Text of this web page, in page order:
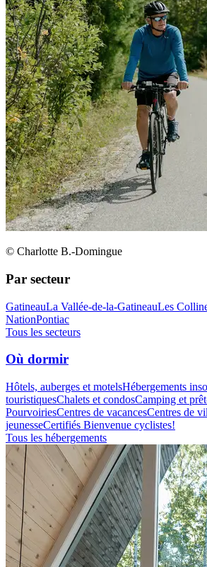
© Charlotte B.-Domingue
Par secteur
GatineauLa Vallée-de-la-GatineauLes
NationPontiac
Tous les secteurs
Où dormir
Hôtels, auberges et motelsHébergements
touristiquesChalets et condosCamping et
PourvoiriesCentres de vacancesCentres de
jeunesseCertifiés Bienvenue cyclistes!
Tous les hébergements